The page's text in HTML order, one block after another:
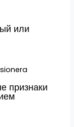
или
признаки